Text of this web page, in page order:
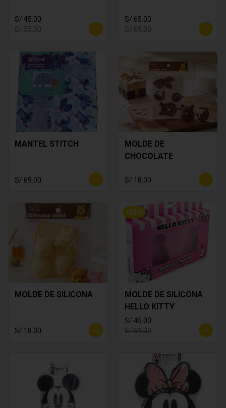
S/ 45.00
S/ 55.00
S/ 65.00
S/ 69.00
MANTEL STITCH
S/ 69.00
MOLDE DE
CHOCOLATE
S/ 18.00
MOLDE DE SILICONA
S/ 18.00
-35%
MOLDE DE SILICONA
HELLO KITTY
S/ 45.00
S/ 69.00